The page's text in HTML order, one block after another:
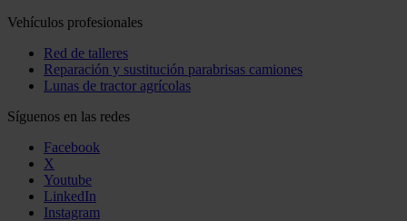
Vehículos profesionales
Red de talleres
Reparación y sustitución parabrisas camiones
Lunas de tractor agrícolas
Síguenos en las redes
Facebook
X
Youtube
LinkedIn
Instagram